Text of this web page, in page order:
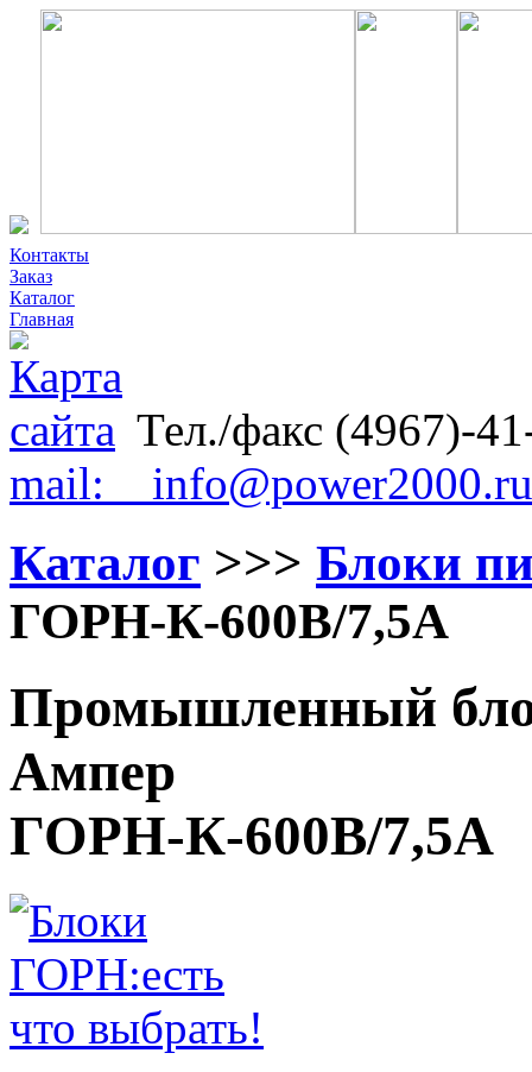
Контакты
Заказ
Каталог
Главная
Тел./факс (4967)-
mail: info@power2000.ru
Каталог >>> Блоки
ГОРН-К-600В/7,5А
Промышленный
Ампер
ГОРН-К-600В/7,5А